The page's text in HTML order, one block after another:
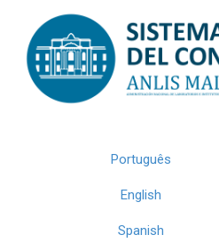
navigation
Português
English
Spanish